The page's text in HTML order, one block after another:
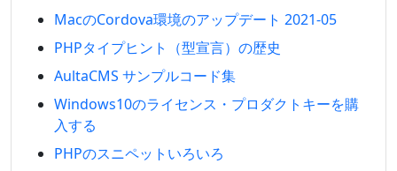
MacのCordova環境のアップデート 2021-05
PHPタイプヒント（型宣言）の歴史
AultaCMS サンプルコード集
Windows10のライセンス・プロダクトキーを購
入する
PHPのスニペットいろいろ